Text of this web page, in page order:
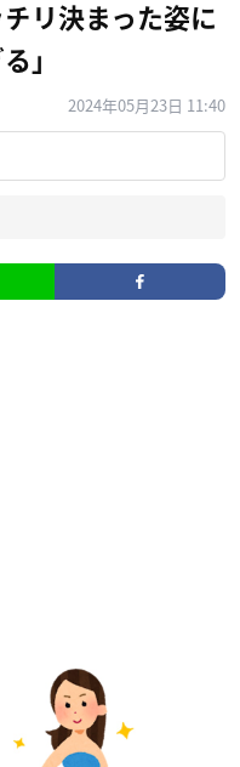
リ決まった姿に
」
2024年05月23日 11:40